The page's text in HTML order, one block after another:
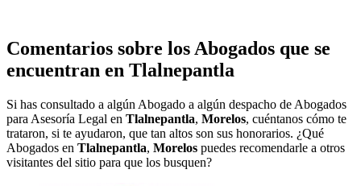
Comentarios sobre los Abogados que se
encuentran en Tlalnepantla
Si has consultado a algún Abogado a algún despacho de Abogados
para Asesoría Legal en Tlalnepantla, Morelos, cuéntanos cómo te
trataron, si te ayudaron, que tan altos son sus honorarios. ¿Qué
Abogados en Tlalnepantla, Morelos puedes recomendarle a otros
visitantes del sitio para que los busquen?